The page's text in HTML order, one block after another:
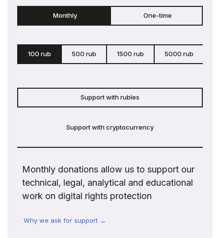
Monthly One-time
100 rub 500 rub 1500 rub 5000 rub
Support with rubles
Support with cryptocurrency
Monthly donations allow us to support our
technical, legal, analytical and educational
work on digital rights protection
Why we ask for support →